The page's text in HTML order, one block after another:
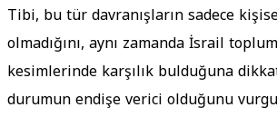
Tibi, bu tür davranışların sadece
olmadığını, aynı zamanda İsrail
kesimlerinde karşılık bulduğuna
durumun endişe verici olduğunu